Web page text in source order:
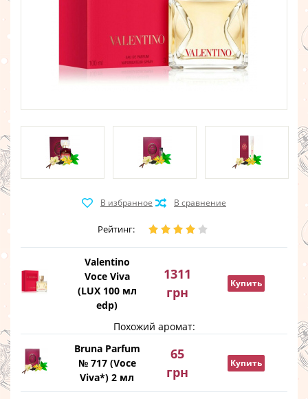
Рейтинг:
Valentino
Voce Viva
(LUX 100 мл
edp)
1311
грн
Купить
Похожий аромат:
Bruna Parfum
№ 717 (Voce
Viva*) 2 мл
65
грн
Купить